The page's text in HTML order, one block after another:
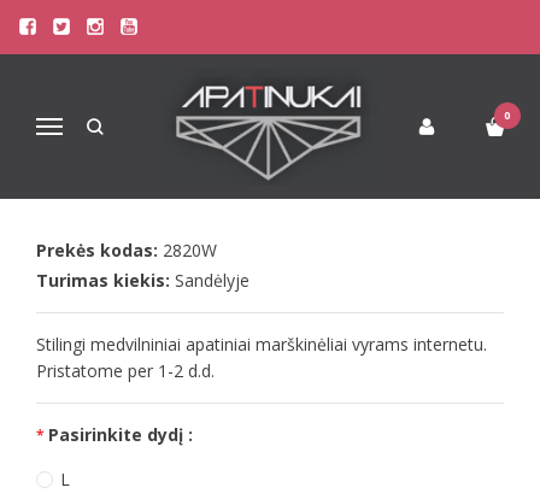
Navigacija
0
Pagrindinis
Apatinis Trikotažas Vyrams
Apatiniai Marškinėliai Vyrams
DOREANSE VYRIŠKI BALTI
APATINIAI MARŠKINĖLIAI TOUGH
Prekės kodas: 2820W
Turimas kiekis: Sandėlyje
Stilingi medvilniniai apatiniai marškinėliai vyrams internetu.
Pristatome per 1-2 d.d.
Pasirinkite dydį :
L